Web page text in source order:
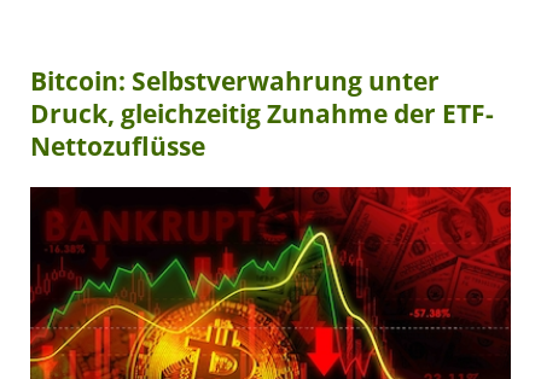
Bitcoin: Selbstverwahrung unter
Druck, gleichzeitig Zunahme der ETF-
Nettozuflüsse